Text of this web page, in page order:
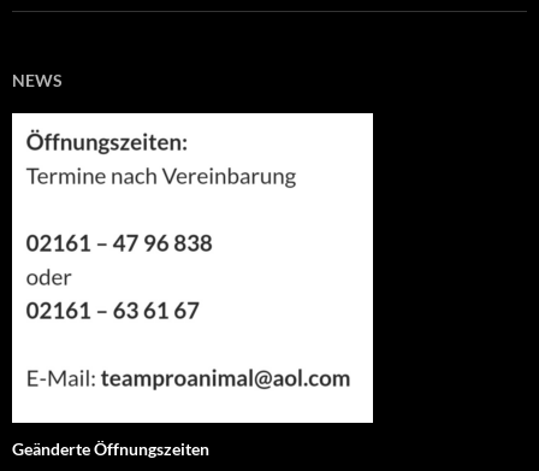
NEWS
Geänderte Öffnungszeiten